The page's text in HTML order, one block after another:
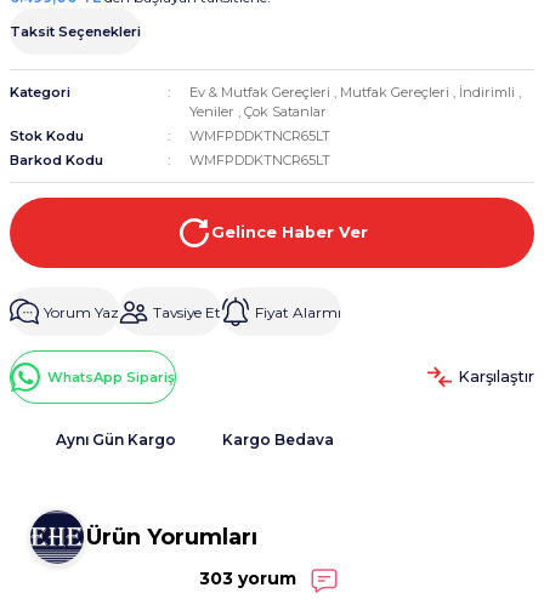
Taksit Seçenekleri
Kategori Ev & Mutfak Gereçleri , Mutfak Gereçleri , İndirimli ,
Yeniler , Çok Satanlar
Stok Kodu
WMFPDDKTNCR65LT
Barkod Kodu
WMFPDDKTNCR65LT
Gelince Haber Ver
Yorum Yaz Tavsiye Et Fiyat Alarmı
WhatsApp Sipariş Karşılaştır
Aynı Gün Kargo Kargo Bedava
Ürün Yorumları
303 yorum